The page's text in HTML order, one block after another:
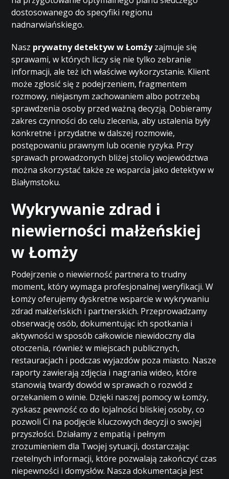
dostosowanego do specyfiki regionu
nadnarwiańskiego.
Nasz prywatny detektyw w Łomżyzajmuje się
sprawami, w których liczy się nie tylko zebranie
informacji, ale też ich właściwe wykorzystanie. Klient
może zgłosić się z podejrzeniem, fragmentem
rozmowy, niejasnym zachowaniem albo potrzebą
sprawdzenia osoby przed ważną decyzją. Dobieramy
zakres czynności do celu zlecenia, aby ustalenia były
konkretne i przydatne w dalszej rozmowie,
postępowaniu prawnym lub ocenie ryzyka. Przy
sprawach prowadzonych bliżej stolicy województwa
można skorzystać także ze wsparcia jakodetektyw w
Białymstoku.
Wykrywanie zdrad i
niewierności małżeńskiej
w Łomży
Podejrzenie o niewierność partnera to trudny
moment, który wymaga profesjonalnej weryfikacji. W
Łomży oferujemy dyskretne wsparcie w wykrywaniu
zdrad małżeńskich i partnerskich. Przeprowadzamy
obserwację osób, dokumentując ich spotkania i
aktywności w sposób całkowicie niewidoczny dla
otoczenia, również w miejscach publicznych,
restauracjach i podczas wyjazdów poza miasto. Nasze
raporty zawierają zdjęcia i nagrania wideo, które
stanowią twardy dowód w sprawach o rozwód z
orzekaniem o winie. Dzięki naszej pomocy w Łomży,
zyskasz pewność co do lojalności bliskiej osoby, co
pozwoli Ci na podjęcie kluczowych decyzji o swojej
przyszłości. Działamy z empatią i pełnym
zrozumieniem dla Twojej sytuacji, dostarczając
rzetelnych informacji, które pozwalają zakończyć czas
niepewności i domysłów. Nasza dokumentacja jest